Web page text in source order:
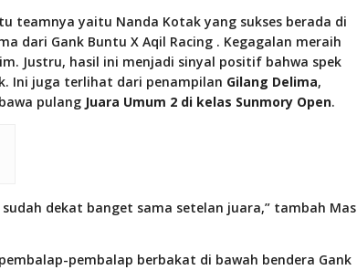
teamnya yaitu Nanda Kotak yang sukses berada di
dari Gank Buntu X Aqil Racing . Kegagalan meraih
Justru, hasil ini menjadi sinyal positif bahwa spek
Ini juga terlihat dari penampilan Gilang Delima,
pulang Juara Umum 2 di kelas Sunmory Open.
dekat banget sama setelan juara,” tambah Mas
pembalap berbakat di bawah bendera Gank